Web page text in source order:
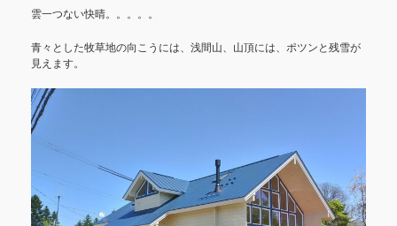
雲一つない快晴。。。。。
青々とした牧草地の向こうには、浅間山、山頂には、ポツンと残雪が
見えます。